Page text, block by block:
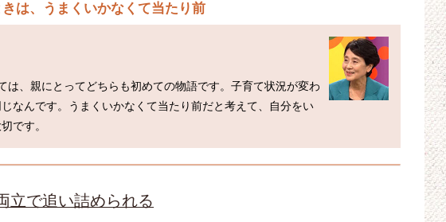
は、うまくいかなくて当たり前
は、親にとってどちらも初めての物語です。子育て状況が変わ
なんです。うまくいかなくて当たり前だと考えて、自分をい
立で追い詰められる